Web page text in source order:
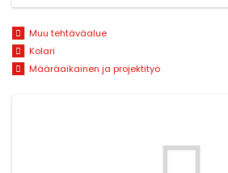
Muu tehtäväalue
Kolari
Määräaikainen ja projektityö